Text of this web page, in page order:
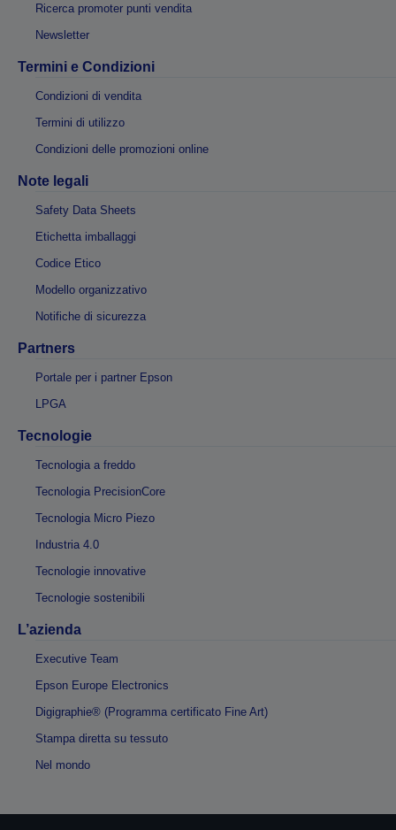
Ricerca promoter punti vendita
Newsletter
Termini e Condizioni
Condizioni di vendita
Termini di utilizzo
Condizioni delle promozioni online
Note legali
Safety Data Sheets
Etichetta imballaggi
Codice Etico
Modello organizzativo
Notifiche di sicurezza
Partners
Portale per i partner Epson
LPGA
Tecnologie
Tecnologia a freddo
Tecnologia PrecisionCore
Tecnologia Micro Piezo
Industria 4.0
Tecnologie innovative
Tecnologie sostenibili
L’azienda
Executive Team
Epson Europe Electronics
Digigraphie® (Programma certificato Fine Art)
Stampa diretta su tessuto
Nel mondo